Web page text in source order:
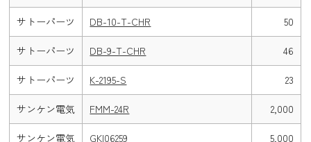
サトーパーツ DB-10-T-CHR 50
サトーパーツ DB-9-T-CHR 46
サトーパーツ K-2195-S 23
サンケン電気 FMM-24R 2,000
サンケン電気 GKI06259 5,000